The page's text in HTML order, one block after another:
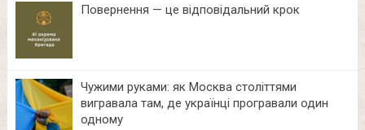
Повернення — це відповідальний крок
Чужими руками: як Москва століттями
вигравала там, де українці програвали один
одному